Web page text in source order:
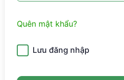
Quên mật khẩu?
Lưu đăng nhập